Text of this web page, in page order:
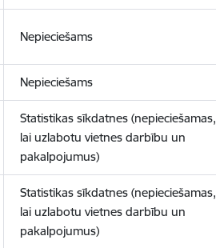
Nepieciešams
Nepieciešams
Statistikas sīkdatnes (nepieciešamas,
lai uzlabotu vietnes darbību un
pakalpojumus)
Statistikas sīkdatnes (nepieciešamas,
lai uzlabotu vietnes darbību un
pakalpojumus)